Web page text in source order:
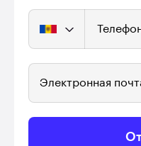
Электронная